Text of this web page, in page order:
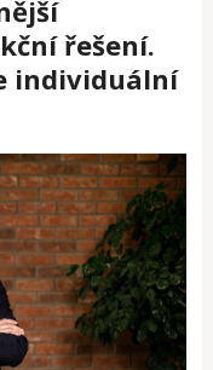
řešení.
individuální